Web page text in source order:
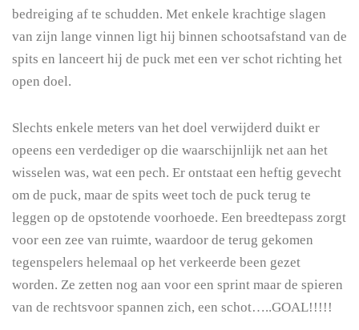
bedreiging af te schudden. Met enkele krachtige slagen
van zijn lange vinnen ligt hij binnen schootsafstand van de
spits en lanceert hij de puck met een ver schot richting het
open doel.
Slechts enkele meters van het doel verwijderd duikt er
opeens een verdediger op die waarschijnlijk net aan het
wisselen was, wat een pech. Er ontstaat een heftig gevecht
om de puck, maar de spits weet toch de puck terug te
leggen op de opstotende voorhoede. Een breedtepass zorgt
voor een zee van ruimte, waardoor de terug gekomen
tegenspelers helemaal op het verkeerde been gezet
worden. Ze zetten nog aan voor een sprint maar de spieren
van de rechtsvoor spannen zich, een schot…..GOAL!!!!!